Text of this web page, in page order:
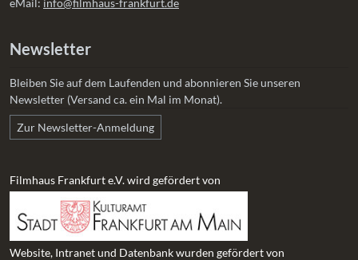
eMail: info@filmhaus-frankfurt.de
Newsletter
Bleiben Sie auf dem Laufenden und abonnieren Sie unseren
Newsletter (Versand ca. ein Mal im Monat).
Zur Newsletter-Anmeldung
Filmhaus Frankfurt e.V. wird gefördert von
Website, Intranet und Datenbank wurden gefördert von